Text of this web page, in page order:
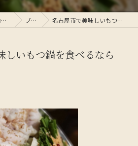
名古屋市・中区の焼肉なら焼肉 御華 ブログ 名古屋市で美味しいもつ鍋を食べるなら
しいもつ鍋を食べるなら